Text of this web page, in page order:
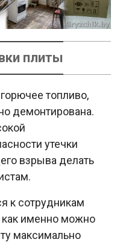
плиты
топливо,
демонтирована.
утечки
взрыва делать
к сотрудникам
как именно можно
максимально